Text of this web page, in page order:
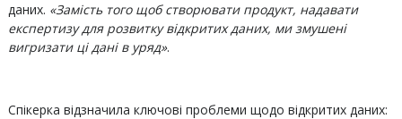
даних. «Замість того щоб створювати продукт, надавати
експертизу для розвитку відкритих даних, ми змушені
вигризати ці дані в уряд».
Спікерка відзначила ключові проблеми щодо відкритих даних: